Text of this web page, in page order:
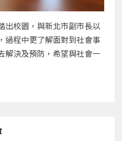
出校園，與新北市副市長以
過程中更了解面對到社會事
解決及預防，希望與社會一